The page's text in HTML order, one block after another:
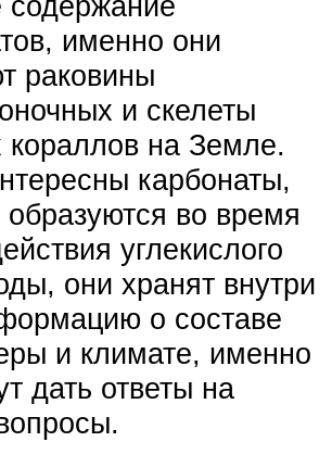
именно они
раковины
и скелеты
кораллов на Земле.
карбонаты,
образуются во время
углекислого
они хранят внутри
о составе
и климате, именно
дать ответы на